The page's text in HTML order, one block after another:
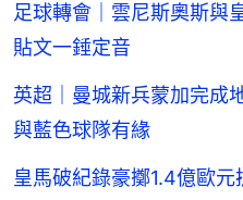
足球轉會｜雲尼斯奧斯
貼文一錘定音
英超｜曼城新兵蒙加完
與藍色球隊有緣
皇馬破紀錄豪擲1.4億歐